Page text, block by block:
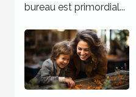
bureau est primordial...